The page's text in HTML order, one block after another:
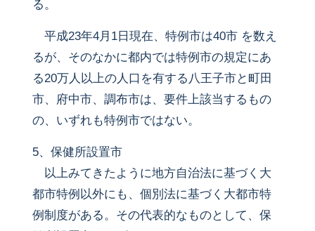
る。
平成23年4月1日現在、特例市は40市 を数え
るが、そのなかに都内では特例市の規定にあ
る20万人以上の人口を有する八王子市と町田
市、府中市、調布市は、要件上該当するもの
の、いずれも特例市ではない。
5、保健所設置市
以上みてきたように地方自治法に基づく大
都市特例以外にも、個別法に基づく大都市特
例制度がある。その代表的なものとして、保